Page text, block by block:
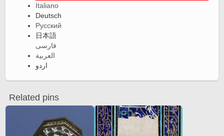
Italiano
Deutsch
Русский
日本語
فارسی
العربية
اردو
Related pins